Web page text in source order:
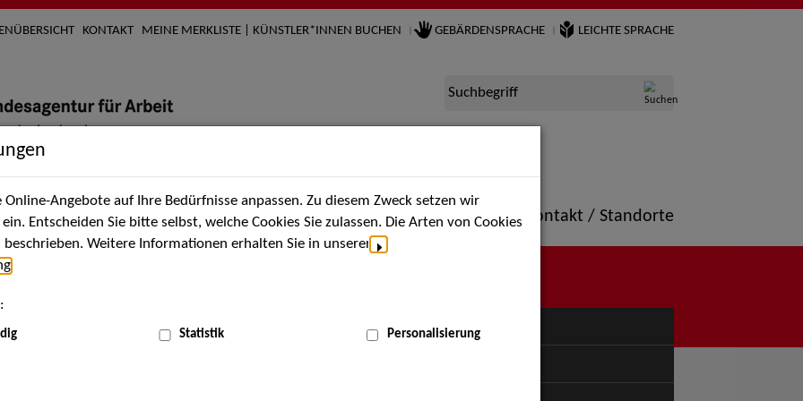
KONTAKT MEINE MERKLISTE | KÜNSTLER*INNEN BUCHEN GEBÄRDENSPRACHE LEICHTE SPRACHE
Suchbegriff
Künstler*innen Über uns Aktuelles Termine Portfolio Kontakt / Standorte
MENÜ
Angebote auf Ihre Bedürfnisse anpassen. Zu diesem Zweck setzen wir
Entscheiden Sie bitte selbst, welche Cookies Sie zulassen. Die Arten von Cookies
Weitere Informationen erhalten Sie in unserer
Statistik Personalisierung